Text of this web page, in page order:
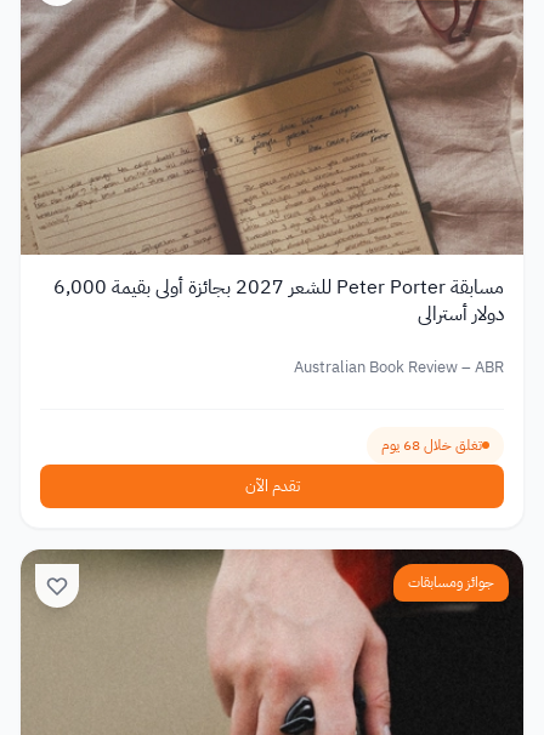
مسابقة Peter Porter للشعر 2027 بجائزة أولى بقيمة 6,000
دولار أسترالي
Australian Book Review – ABR
تغلق خلال 68 يوم
تقدم الآن
جوائز ومسابقات